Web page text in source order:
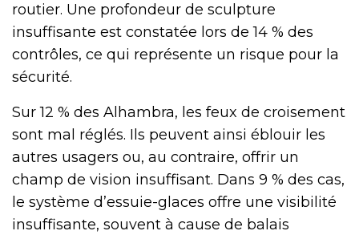
routier. Une profondeur de sculpture
insuffisante est constatée lors de 14 % des
contrôles, ce qui représente un risque pour la
sécurité.
Sur 12 % des Alhambra, les feux de croisement
sont mal réglés. Ils peuvent ainsi éblouir les
autres usagers ou, au contraire, offrir un
champ de vision insuffisant. Dans 9 % des cas,
le système d’essuie-glaces offre une visibilité
insuffisante, souvent à cause de balais